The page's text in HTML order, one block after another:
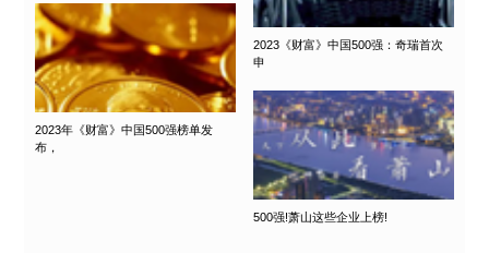
2023《财富》中国500强：奇瑞首次
申
2023年《财富》中国500强榜单发
布，
500强!萧山这些企业上榜!